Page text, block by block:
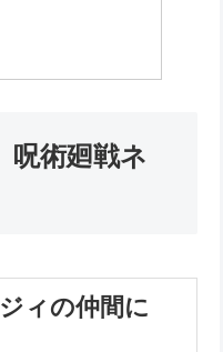
術廻戦ネ
ィの仲間に